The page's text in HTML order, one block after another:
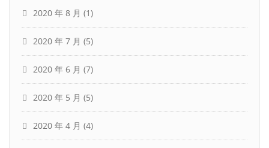
2020 年 8 月 (1)
2020 年 7 月 (5)
2020 年 6 月 (7)
2020 年 5 月 (5)
2020 年 4 月 (4)